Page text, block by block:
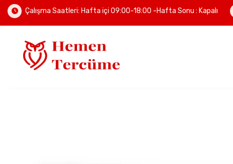
Çalışma Saatleri: Hafta içi 09:00-18:00 -Hafta Sonu : Kapalı